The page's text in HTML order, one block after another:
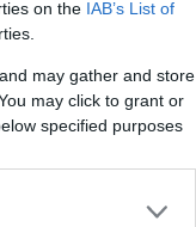
on the IAB’s List of
may gather and store
may click to grant or
specified purposes